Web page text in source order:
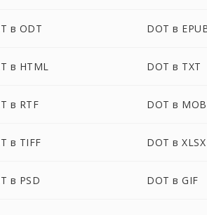
в ODT DOT в
в HTML DOT в TXT
в RTF DOT в
в TIFF DOT в XLSX
в PSD DOT в GIF